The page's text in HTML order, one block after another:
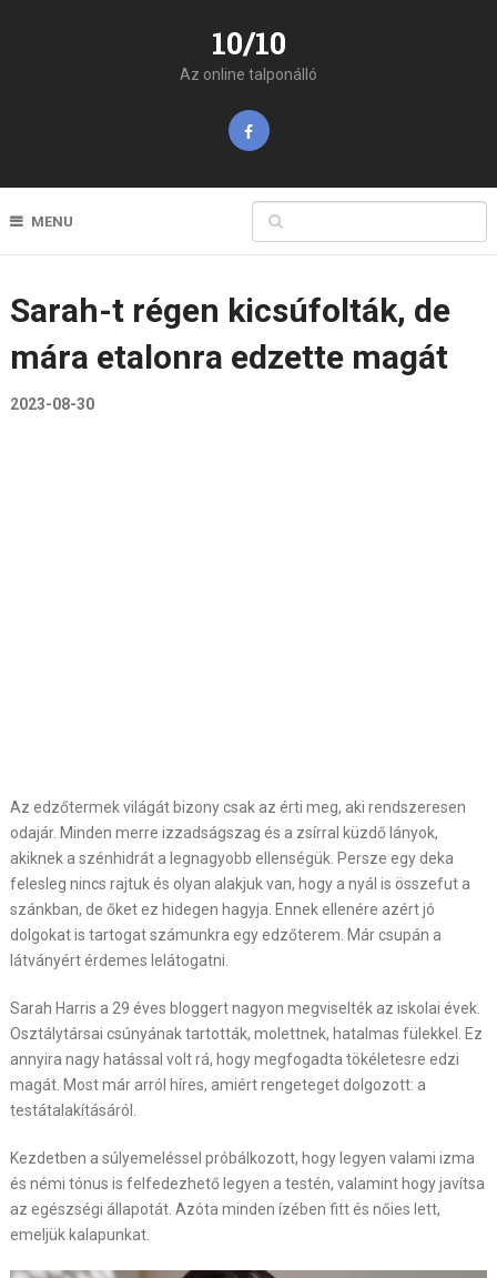
10/10
Az online talponálló
MENU
Sarah-t régen kicsúfolták, de
mára etalonra edzette magát
2023-08-30
Az edzőtermek világát bizony csak az érti meg, aki rendszeresen
odajár. Minden merre izzadságszag és a zsírral küzdő lányok,
akiknek a szénhidrát a legnagyobb ellenségük. Persze egy deka
felesleg nincs rajtuk és olyan alakjuk van, hogy a nyál is összefut a
szánkban, de őket ez hidegen hagyja. Ennek ellenére azért jó
dolgokat is tartogat számunkra egy edzőterem. Már csupán a
látványért érdemes lelátogatni.
Sarah Harris a 29 éves bloggert nagyon megviselték az iskolai évek.
Osztálytársai csúnyának tartották, molettnek, hatalmas fülekkel. Ez
annyira nagy hatással volt rá, hogy megfogadta tökéletesre edzi
magát. Most már arról híres, amiért rengeteget dolgozott: a
testátalakításáról.
Kezdetben a súlyemeléssel próbálkozott, hogy legyen valami izma
és némi tónus is felfedezhető legyen a testén, valamint hogy javítsa
az egészségi állapotát. Azóta minden ízében fitt és nőies lett,
emeljük kalapunkat.